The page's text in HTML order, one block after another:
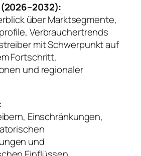
über Marktsegmente,
Verbrauchertrends
mit Schwerpunkt auf
Fortschritt,
und regionaler
Einschränkungen,
und